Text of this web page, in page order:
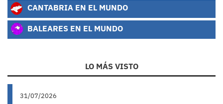
CANTABRIA EN EL MUNDO
BALEARES EN EL MUNDO
LO MÁS VISTO
31/07/2026